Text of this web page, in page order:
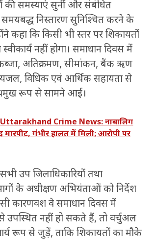
की समस्याएं सुनीं और संबंधित
समयबद्ध निस्तारण सुनिश्चित करने के
कहा कि किसी भी स्तर पर शिकायतों
नहीं होगा। समाधान दिवस में
अतिक्रमण, सीमांकन, बैंक ऋण
विधिक एवं आर्थिक सहायता से
रूप से सामने आईं।
Uttarakhand Crime News: नाबालिग
मारपीट, गंभीर हालत में मिली; आरोपी पर
उप जिलाधिकारियों तथा
के अधीक्षण अभियंताओं को निर्देश
कारणवश वे समाधान दिवस में
उपस्थित नहीं हो सकते हैं, तो वर्चुअल
रूप से जुड़ें, ताकि शिकायतों का मौके